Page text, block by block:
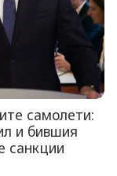
самолети:
и бившия
санкции